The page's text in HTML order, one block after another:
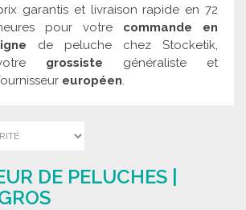
garantis et livraison rapide en 72
pour votre commande en
de peluche chez Stocketik,
grossiste généraliste et
européen.
DE PELUCHES |